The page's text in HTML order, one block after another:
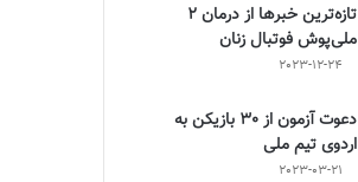
تازه‌ترین خبرها از درمان ۲
ملی‌پوش فوتبال زنان
2023-12-24
دعوت آزمون از 30 بازیکن به
اردوی تیم ملی
2023-03-21